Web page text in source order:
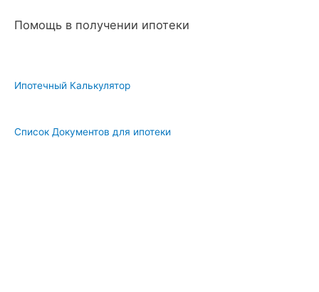
Помощь в получении ипотеки
Ипотечный Калькулятор
Список Документов для ипотеки